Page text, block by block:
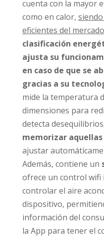
cuenta con la mayor
como en calor,
eficientes del
clasificación
ajusta su
en caso de que se
gracias a su
mide la temperatura
dimensiones para
detecta
memorizar aquellas
ajustar
Además, contiene un
ofrece un control
controlar el aire
dispositivo,
información del
la App para tener el